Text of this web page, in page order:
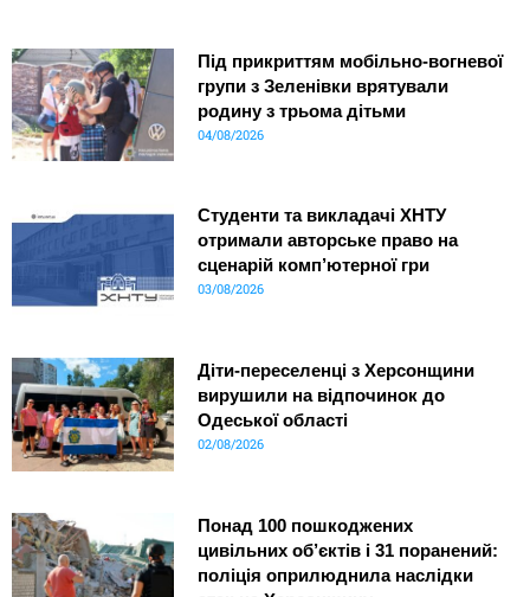
Під прикриттям мобільно-вогневої
групи з Зеленівки врятували
родину з трьома дітьми
04/08/2026
Студенти та викладачі ХНТУ
отримали авторське право на
сценарій комп’ютерної гри
03/08/2026
Діти-переселенці з Херсонщини
вирушили на відпочинок до
Одеської області
02/08/2026
Понад 100 пошкоджених
цивільних об’єктів і 31 поранений:
поліція оприлюднила наслідки